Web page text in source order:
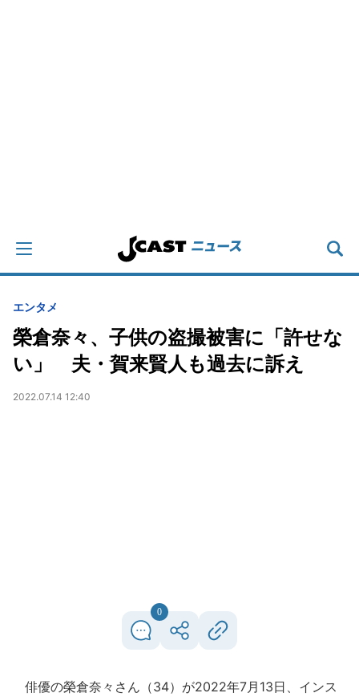
エンタメ
榮倉奈々、子供の盗撮被害に「許せな
い」 夫・賀来賢人も過去に訴え
2022.07.14 12:40
0
俳優の榮倉奈々さん（34）が2022年7月13日、インス